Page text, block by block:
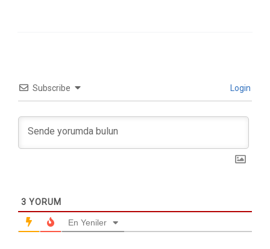
Subscribe Login
3 YORUM
En Yeniler